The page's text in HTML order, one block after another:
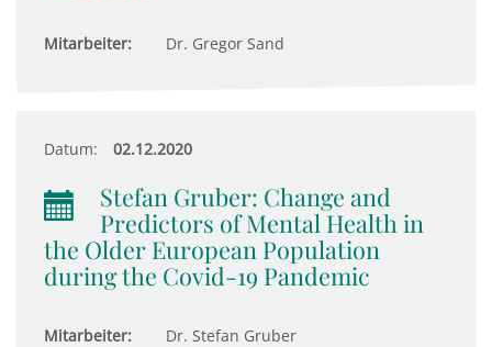
Mitarbeiter: Dr. Gregor Sand
Datum: 02.12.2020
Stefan Gruber: Change and
Predictors of Mental Health in
the Older European Population
during the Covid-19 Pandemic
Mitarbeiter: Dr. Stefan Gruber